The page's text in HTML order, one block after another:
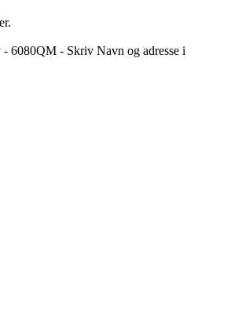
6080QM - Skriv Navn og adresse i